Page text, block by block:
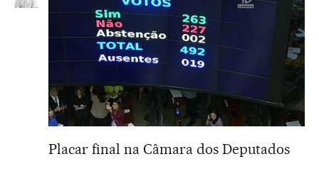
Placar final na Câmara dos Deputados